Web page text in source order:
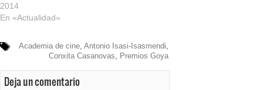
2014
En «Actualidad»
Academia de cine, Antonio Isasi-Isasmendi
Conxita Casanovas
Premios Goya
Deja un comentario